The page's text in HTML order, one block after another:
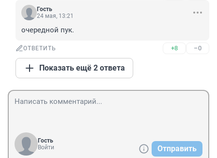
Гость
24 мая, 13:21
очередной пук.
ОТВЕТИТЬ +8 –0
Показать ещё 2 ответа
Гость
Войти
Отправить